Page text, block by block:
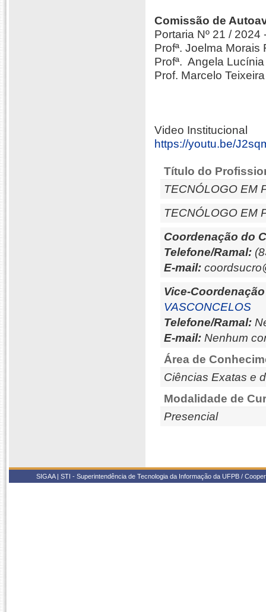
Comissão de
Portaria Nº 21 /
Profª. Joelma Morais
Profª. Angela
Prof. Marcelo
Video Institucional
https://youtu.be/
Título do
TECNÓLOGO EM
TECNÓLOGO EM
Coordenação do
Telefone/Ramal:
E-mail:
Vice-
VASCONCELOS
Telefone/Ramal:
E-mail: Nenhum
Área de
Ciências Exatas e
Modalidade de
Presencial
SIGAA | STI - Superintendência de Tecnologia da Informação da UFPB /